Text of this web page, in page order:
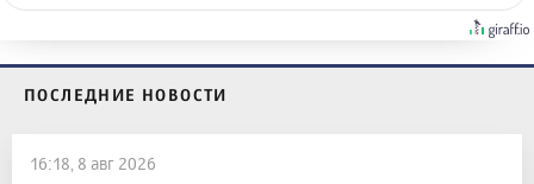
ПОСЛЕДНИЕ НОВОСТИ
16:18, 8 авг 2026